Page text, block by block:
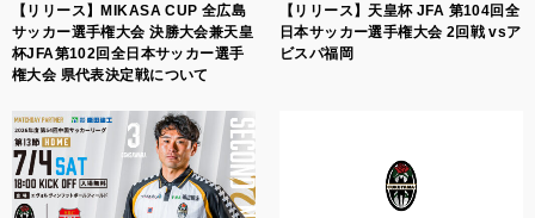
【リリース】MIKASA CUP 全広島
サッカー選手権大会 決勝大会兼天皇
杯JFA第102回全日本サッカー選手
権大会 県代表決定戦について
【リリース】天皇杯 JFA 第104回全
日本サッカー選手権大会 2回戦 vsア
ビスパ福岡